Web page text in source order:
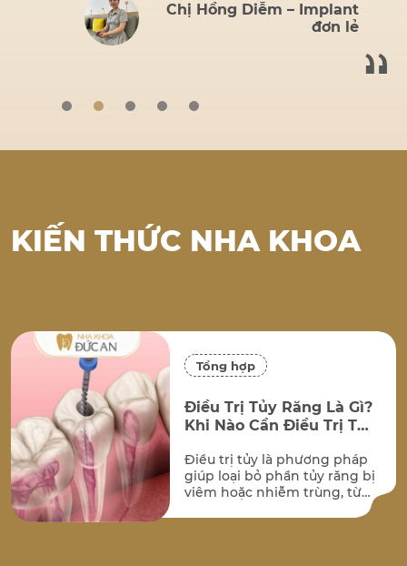
Chị Hồng Diễm – Implant
đơn lẻ
KIẾN THỨC NHA KHOA
Tổng hợp
Điều Trị Tủy Răng Là Gì?
Khi Nào Cần Điều Trị Tủy
Điều trị tủy là phương pháp
giúp loại bỏ phần tủy răng bị
viêm hoặc nhiễm trùng, từ